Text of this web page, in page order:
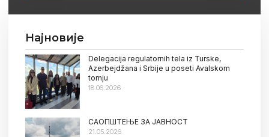
Најновије
Delegacija regulatornih tela iz Turske,
Azerbejdžana i Srbije u poseti Avalskom
tornju
18.06.2026
САОПШТЕЊЕ ЗА ЈАВНОСТ
21.05.2026